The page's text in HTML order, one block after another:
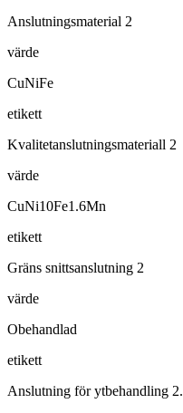
Anslutningsmaterial 2
värde
CuNiFe
etikett
Kvalitetanslutningsmateriall 2
värde
CuNi10Fe1.6Mn
etikett
Gräns snittsanslutning 2
värde
Obehandlad
etikett
Anslutning för ytbehandling 2.